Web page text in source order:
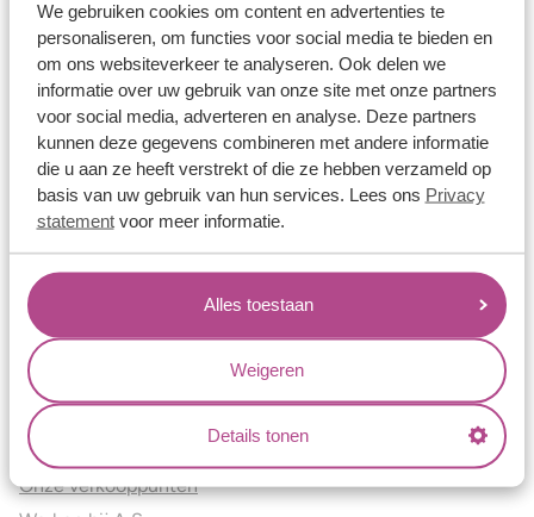
We gebruiken cookies om content en advertenties te
personaliseren, om functies voor social media te bieden en
om ons websiteverkeer te analyseren. Ook delen we
informatie over uw gebruik van onze site met onze partners
voor social media, adverteren en analyse. Deze partners
kunnen deze gegevens combineren met andere informatie
die u aan ze heeft verstrekt of die ze hebben verzameld op
basis van uw gebruik van hun services. Lees ons Privacy
statementvoor meer informatie.
Alles toestaan
Weigeren
Details tonen
Vriendschapsringen
Over ons
Aller Spanninga
Historie
Certificaten
Blogs
Jouw voordelen
Conflictvrije Materialen
Oneindig veel mogelijkheden
Kwaliteit
Juweliers & Contact
Onze verkooppunten